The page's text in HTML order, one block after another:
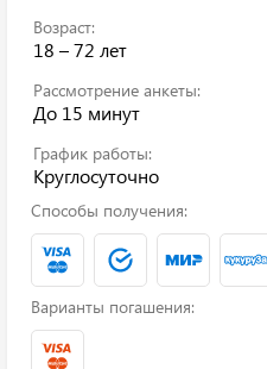
Возраст:
18 – 72 лет
Рассмотрение анкеты:
До 15 минут
График работы:
Круглосуточно
Способы получения:
Варианты погашения: